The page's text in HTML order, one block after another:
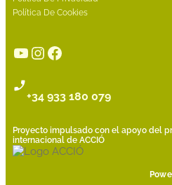
Política De Cookies
YouTube
Instagram
Facebook
+34 933 180 079
Proyecto impulsado con el apoyo del
internacional de ACCIÓ